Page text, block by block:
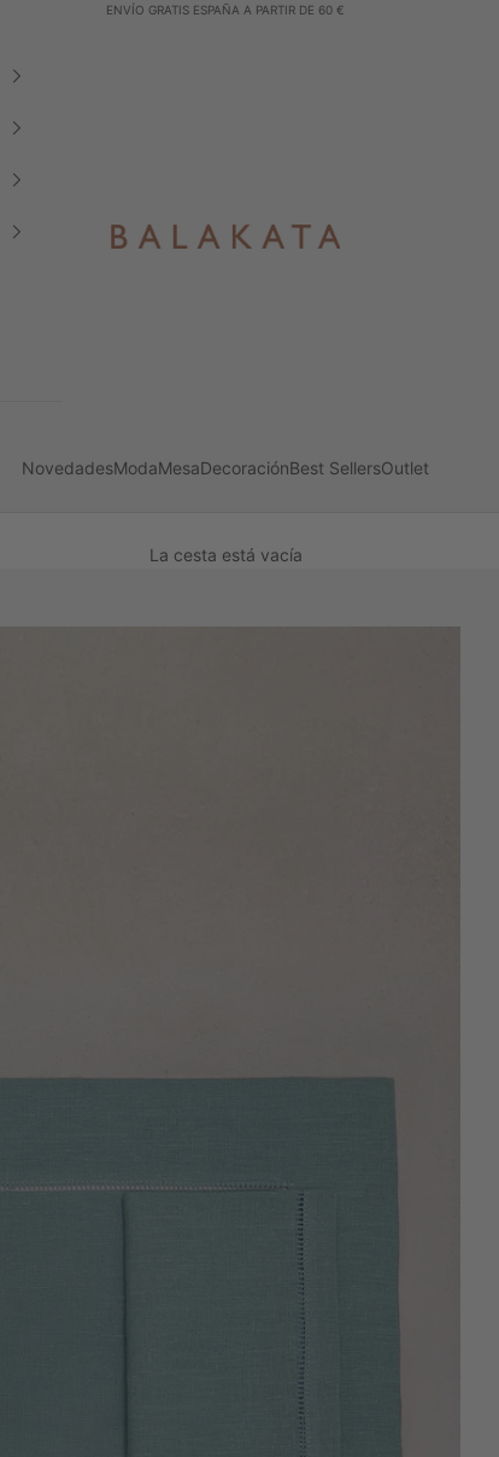
ENVÍO GRATIS ESPAÑA A PARTIR DE 60 €
Balakata España
NovedadesModaMesaDecoraciónBest SellersOutlet
La cesta está vacía